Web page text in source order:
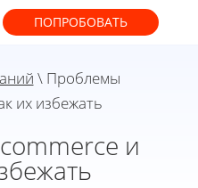
ПОПРОБОВАТЬ
\ Проблемы
их избежать
и